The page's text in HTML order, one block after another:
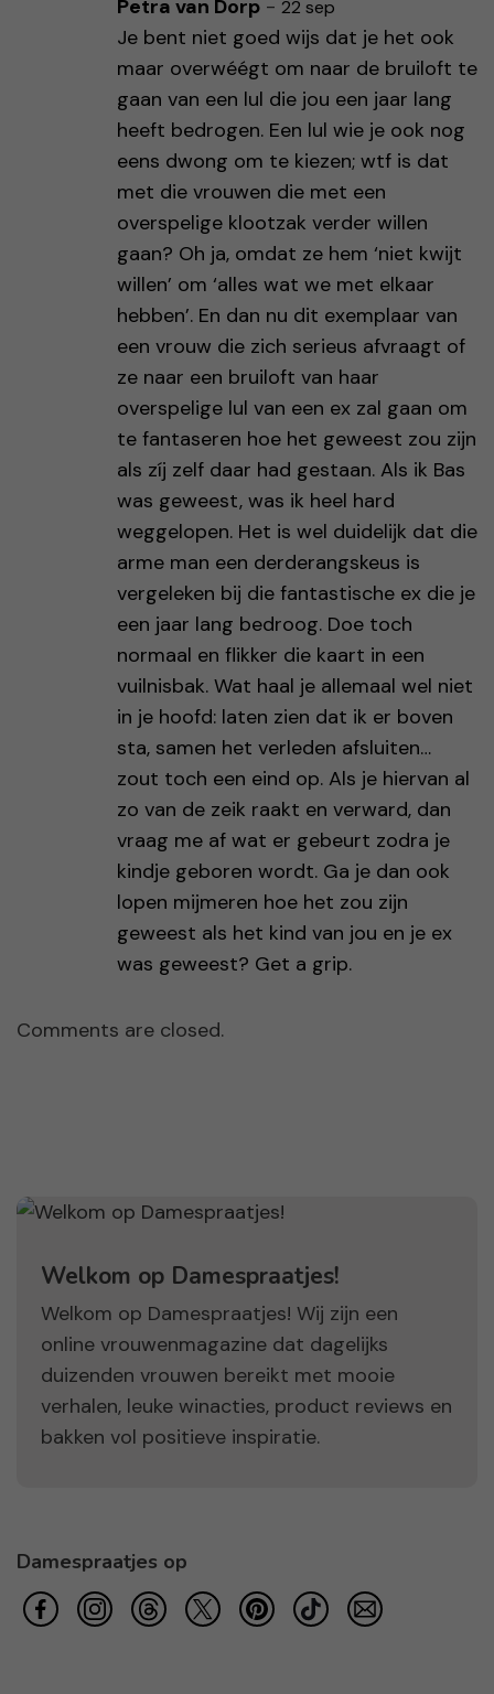
Petra van Dorp - 22 sep
Je bent niet goed wijs dat je het ook
maar overwéégt om naar de bruiloft te
gaan van een lul die jou een jaar lang
heeft bedrogen. Een lul wie je ook nog
eens dwong om te kiezen; wtf is dat
met die vrouwen die met een
overspelige klootzak verder willen
gaan? Oh ja, omdat ze hem ‘niet kwijt
willen’ om ‘alles wat we met elkaar
hebben’. En dan nu dit exemplaar van
een vrouw die zich serieus afvraagt of
ze naar een bruiloft van haar
overspelige lul van een ex zal gaan om
te fantaseren hoe het geweest zou zijn
als zíj zelf daar had gestaan. Als ik Bas
was geweest, was ik heel hard
weggelopen. Het is wel duidelijk dat die
arme man een derderangskeus is
vergeleken bij die fantastische ex die je
een jaar lang bedroog. Doe toch
normaal en flikker die kaart in een
vuilnisbak. Wat haal je allemaal wel niet
in je hoofd: laten zien dat ik er boven
sta, samen het verleden afsluiten…
zout toch een eind op. Als je hiervan al
zo van de zeik raakt en verward, dan
vraag me af wat er gebeurt zodra je
kindje geboren wordt. Ga je dan ook
lopen mijmeren hoe het zou zijn
geweest als het kind van jou en je ex
was geweest? Get a grip.
Comments are closed.
Welkom op Damespraatjes!
Welkom op Damespraatjes! Wij zijn een
online vrouwenmagazine dat dagelijks
duizenden vrouwen bereikt met mooie
verhalen, leuke winacties, product reviews en
bakken vol positieve inspiratie.
Damespraatjes op